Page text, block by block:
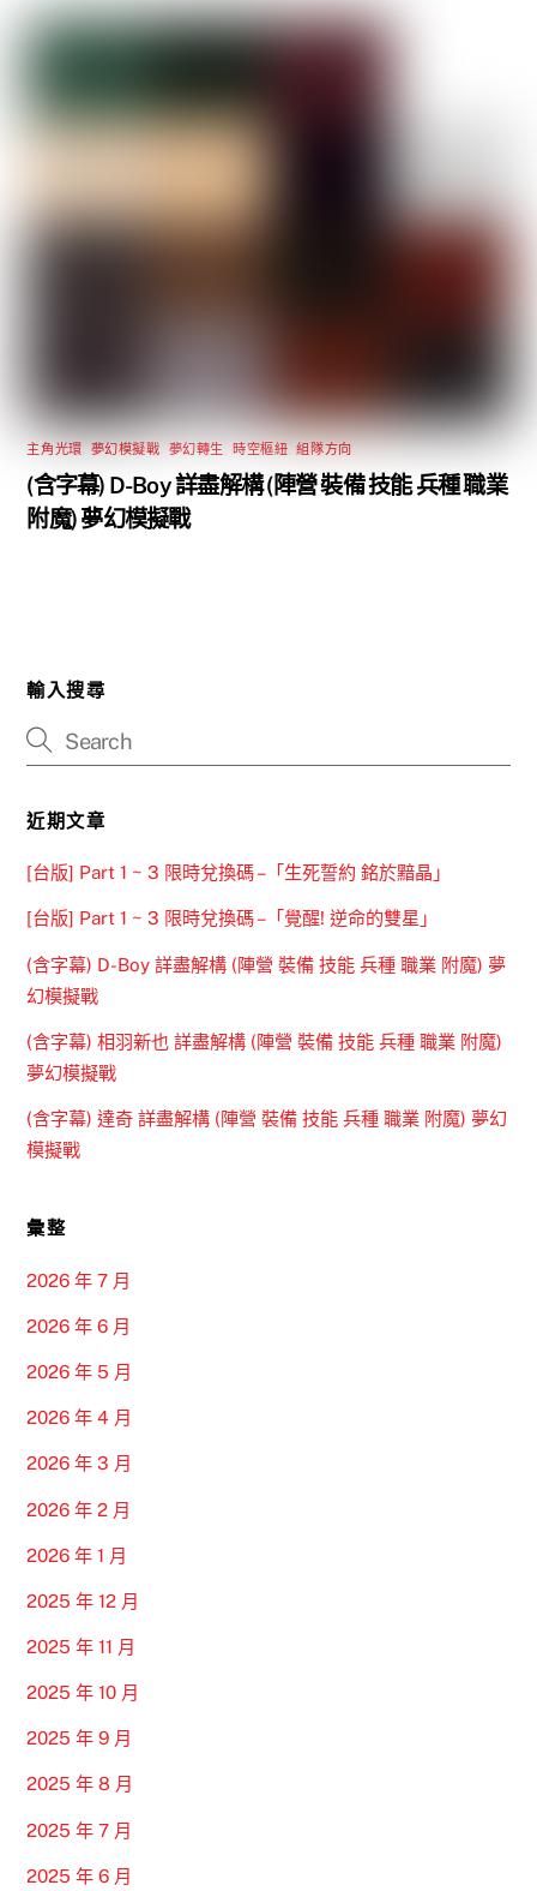
主角光環 夢幻模擬戰 夢幻轉生 時空樞紐 ,組隊方向
(含字幕) D-Boy 詳盡解構 (陣營 裝備 技能 兵種 職業
附魔) 夢幻模擬戰
輸入搜尋
近期文章
[台版] Part 1 ~ 3 限時兌換碼 –「生死誓約 銘於黯晶」
[台版] Part 1 ~ 3 限時兌換碼 –「覺醒! 逆命的雙星」
(含字幕) D-Boy 詳盡解構 (陣營 裝備 技能 兵種 職業 附魔) 夢
幻模擬戰
(含字幕) 相羽新也 詳盡解構 (陣營 裝備 技能 兵種 職業 附魔)
夢幻模擬戰
(含字幕) 達奇 詳盡解構 (陣營 裝備 技能 兵種 職業 附魔) 夢幻
模擬戰
彙整
2026 年 7 月
2026 年 6 月
2026 年 5 月
2026 年 4 月
2026 年 3 月
2026 年 2 月
2026 年 1 月
2025 年 12 月
2025 年 11 月
2025 年 10 月
2025 年 9 月
2025 年 8 月
2025 年 7 月
2025 年 6 月